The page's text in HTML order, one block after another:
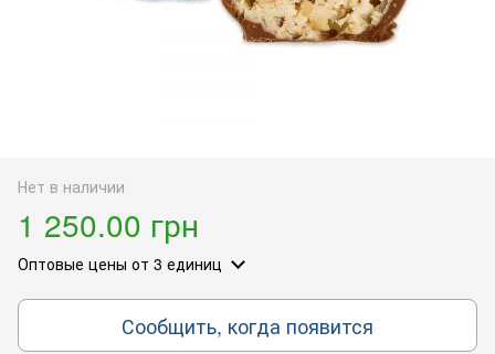
Нет в наличии
1 250.00 грн
Оптовые цены от 3 единиц
Сообщить, когда появится